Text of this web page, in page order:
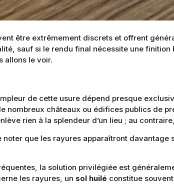
être extrêmement discrets et offrent
sauf si le rendu final nécessite une
allons le voir.
de cette usure dépend presque
nombreux châteaux ou édifices publics de
rien à la splendeur d’un lieu ; au
noter que les rayures apparaîtront davantage
la solution privilégiée est
les rayures, un sol huilé constitue